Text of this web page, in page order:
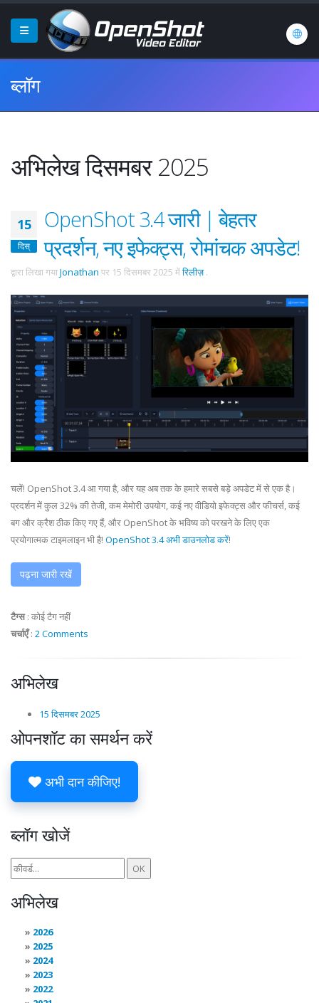
ब्लॉग
अभिलेख दिसमबर 2025
15
दिस्
OpenShot 3.4 जारी | बेहतर
प्रदर्शन, नए इफेक्ट्स, रोमांचक अपडेट!
द्वारा लिखा गयाJonathan पर 15 दिसमबर 2025 मेंरिलीज़.
चलें! OpenShot 3.4 आ गया है, और यह अब तक के हमारे सबसे बड़े अपडेट में से एक है।
प्रदर्शन में कुल 32% की तेजी, कम मेमोरी उपयोग, कई नए वीडियो इफेक्ट्स और फीचर्स, कई
बग और क्रैश ठीक किए गए हैं, और OpenShot के भविष्य को परखने के लिए एक
प्रयोगात्मक टाइमलाइन भी है! OpenShot 3.4 अभी डाउनलोड करें!
पढ़ना जारी रखें
टैग्स: कोई टैग नहीं
चर्चाएँ: 2 Comments
अभिलेख
15 दिसमबर 2025
ओपनशॉट का समर्थन करें
अभी दान कीजिए!
ब्लॉग खोजें
अभिलेख
2026
2025
2024
2023
2022